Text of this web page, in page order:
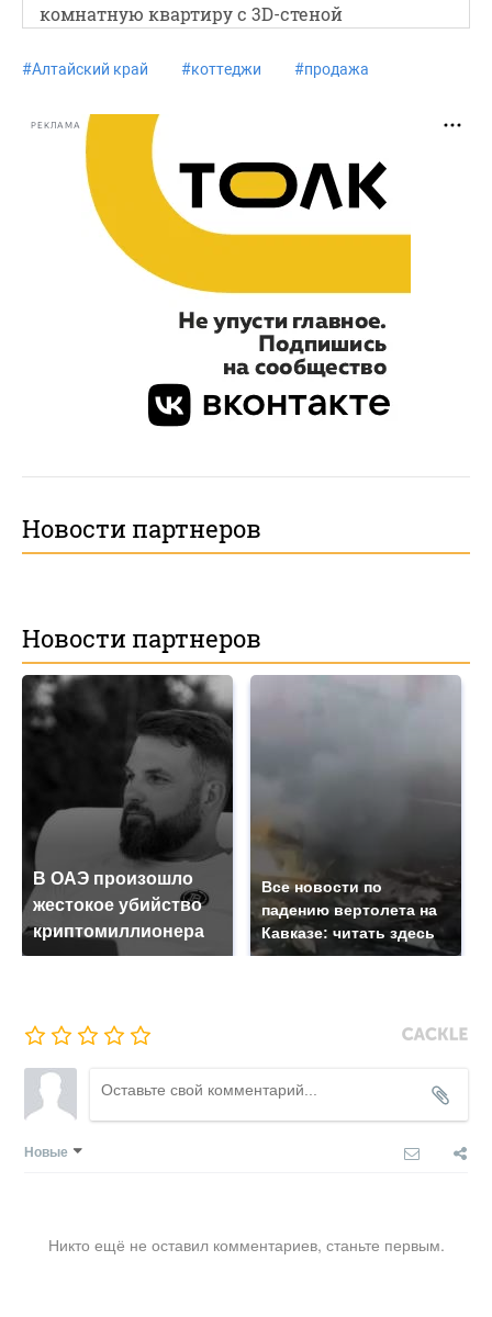
комнатную квартиру с 3D-стеной
#Алтайский край #коттеджи #продажа
РЕКЛАМА
Новости партнеров
Новости партнеров
В ОАЭ произошло
жестокое убийство
криптомиллионера
Все новости по
падению вертолета на
Кавказе: читать здесь
Новые
Никто ещё не оставил комментариев, станьте первым.